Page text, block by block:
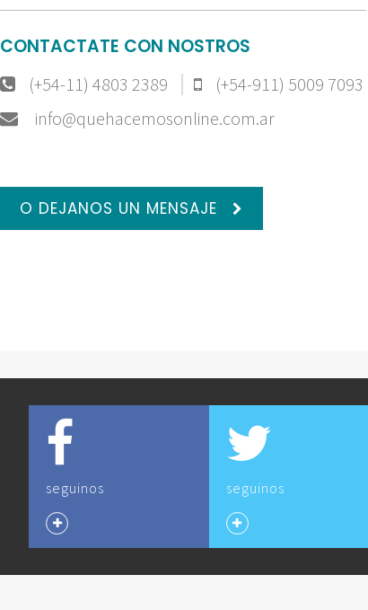
CONTACTATE CON NOSTROS
(+54-11) 4803 2389
(+54-911) 5009 7093
info@quehacemosonline.com.ar
O DEJANOS UN MENSAJE
seguinos seguinos